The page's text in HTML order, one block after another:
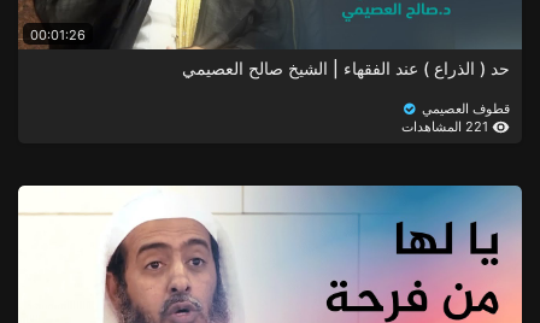
00:01:26
حد ( الذراع ) عند الفقهاء | الشيخ صالح العصيمي
قطوف العصيمي